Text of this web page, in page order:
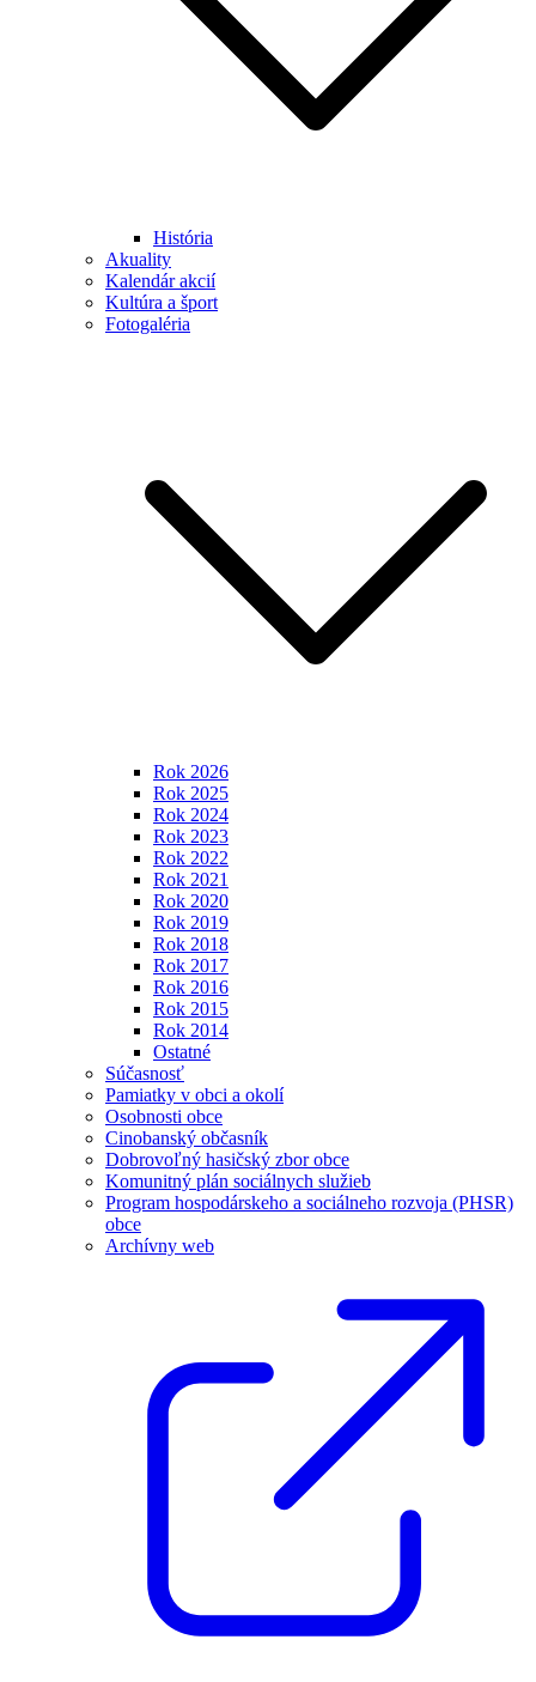
História
Akuality
Kalendár akcií
Kultúra a šport
Fotogaléria
Rok 2026
Rok 2025
Rok 2024
Rok 2023
Rok 2022
Rok 2021
Rok 2020
Rok 2019
Rok 2018
Rok 2017
Rok 2016
Rok 2015
Rok 2014
Ostatné
Súčasnosť
Pamiatky v obci a okolí
Osobnosti obce
Cinobanský občasník
Dobrovoľný hasičský zbor obce
Komunitný plán sociálnych služieb
Program hospodárskeho a sociálneho rozvoja (PHSR)
obce
Archívny web